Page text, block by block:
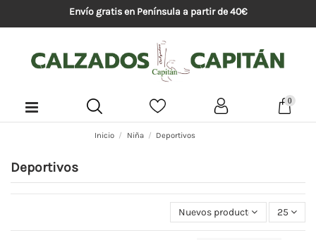
Envío gratis en Península a partir de 40€
0
Inicio Niña Deportivos
Deportivos
Nuevos productos primeros
25